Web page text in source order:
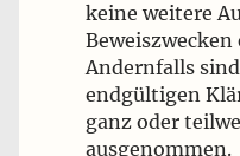
keine weitere
Andernfalls
endgültigen
ganz oder
ausgenommen.